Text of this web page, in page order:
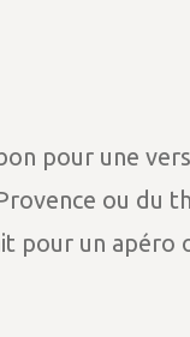
pour une
ou du
pour un apéro